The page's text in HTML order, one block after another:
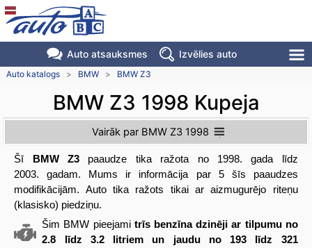
Auto atsauksmes Izvēlies auto
Auto katalogs > BMW > BMW Z3
BMW Z3 1998 Kupeja
Vairāk par BMW Z3 1998
Šī BMW Z3 paaudze tika ražota no 1998. gada līdz
2003. gadam. Mums ir informācija par 5 šīs paaudzes
modifikācijām. Auto tika ražots tikai ar aizmugurējo riteņu
(klasisko) piedziņu.
Šim BMW pieejami trīs benzīna dzinēji ar tilpumu no
2.8 līdz 3.2 litriem un jaudu no 193 līdz 321